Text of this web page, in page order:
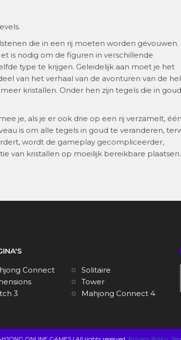
die in een rij moeten worden gevouwen.
is nodig om de figuren in verschillende
type te krijgen. Geleidelijk aan moet je het
van het verhaal van de avonturen van de
kristallen. Onder hen zijn tegels die in goud
je, als je er ook drie op een rij verzamelt, één
is om alle tegels in goud te veranderen,
wordt de gameplay gecompliceerder,
van kristallen op moeilijk bereikbare plaatsen.
Connect
Solitaire
Tower
3
Mahjong Connect 4